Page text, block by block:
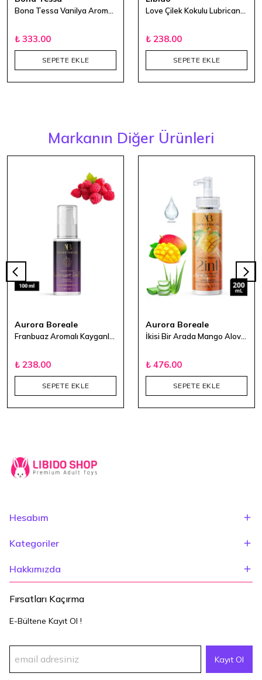
₺ 333.00
SEPETE EKLE
₺ 238.00
SEPETE EKLE
Markanın Diğer Ürünleri
Aurora Boreale
₺ 238.00
SEPETE EKLE
Aurora Boreale
₺ 476.00
SEPETE EKLE
Hesabım
Kategoriler
Hakkımızda
Fırsatları Kaçırma
E-Bültene Kayıt Ol !
Kayıt Ol